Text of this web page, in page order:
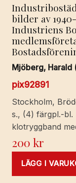
bilder av
Industriens
Mjöberg, Harald
pix92891
Stockholm,
s., (4) färgpl.-bl.
klotryggband
200kr
LÄGG I